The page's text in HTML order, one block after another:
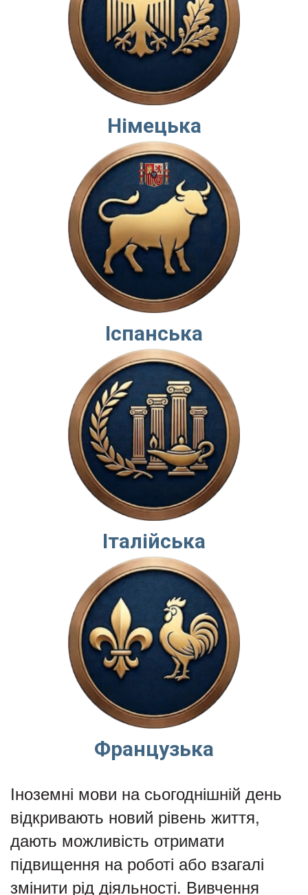
Німецька
Іспанська
Італійська
Французька
Іноземні мови на сьогоднішній день
відкривають новий рівень життя,
дають можливість отримати
підвищення на роботі або взагалі
змінити рід діяльності. Вивчення